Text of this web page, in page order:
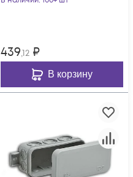
439,12 ₽
В корзину